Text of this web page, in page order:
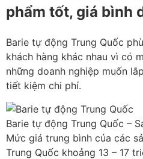
phẩm tốt, giá bình
Barie tự động Trung Quốc
khách hàng khác nhau vì có
những doanh nghiệp muốn
tiết kiệm chi phí.
Barie tự động Trung Quốc –
Mức giá trung bình của các
Trung Quốc khoảng 13 – 17